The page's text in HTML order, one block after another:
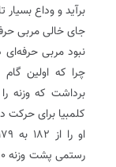
برآید و وداع
جای خالی مربی
نبود مربی
چرا که اولین
برداشت که وزنه